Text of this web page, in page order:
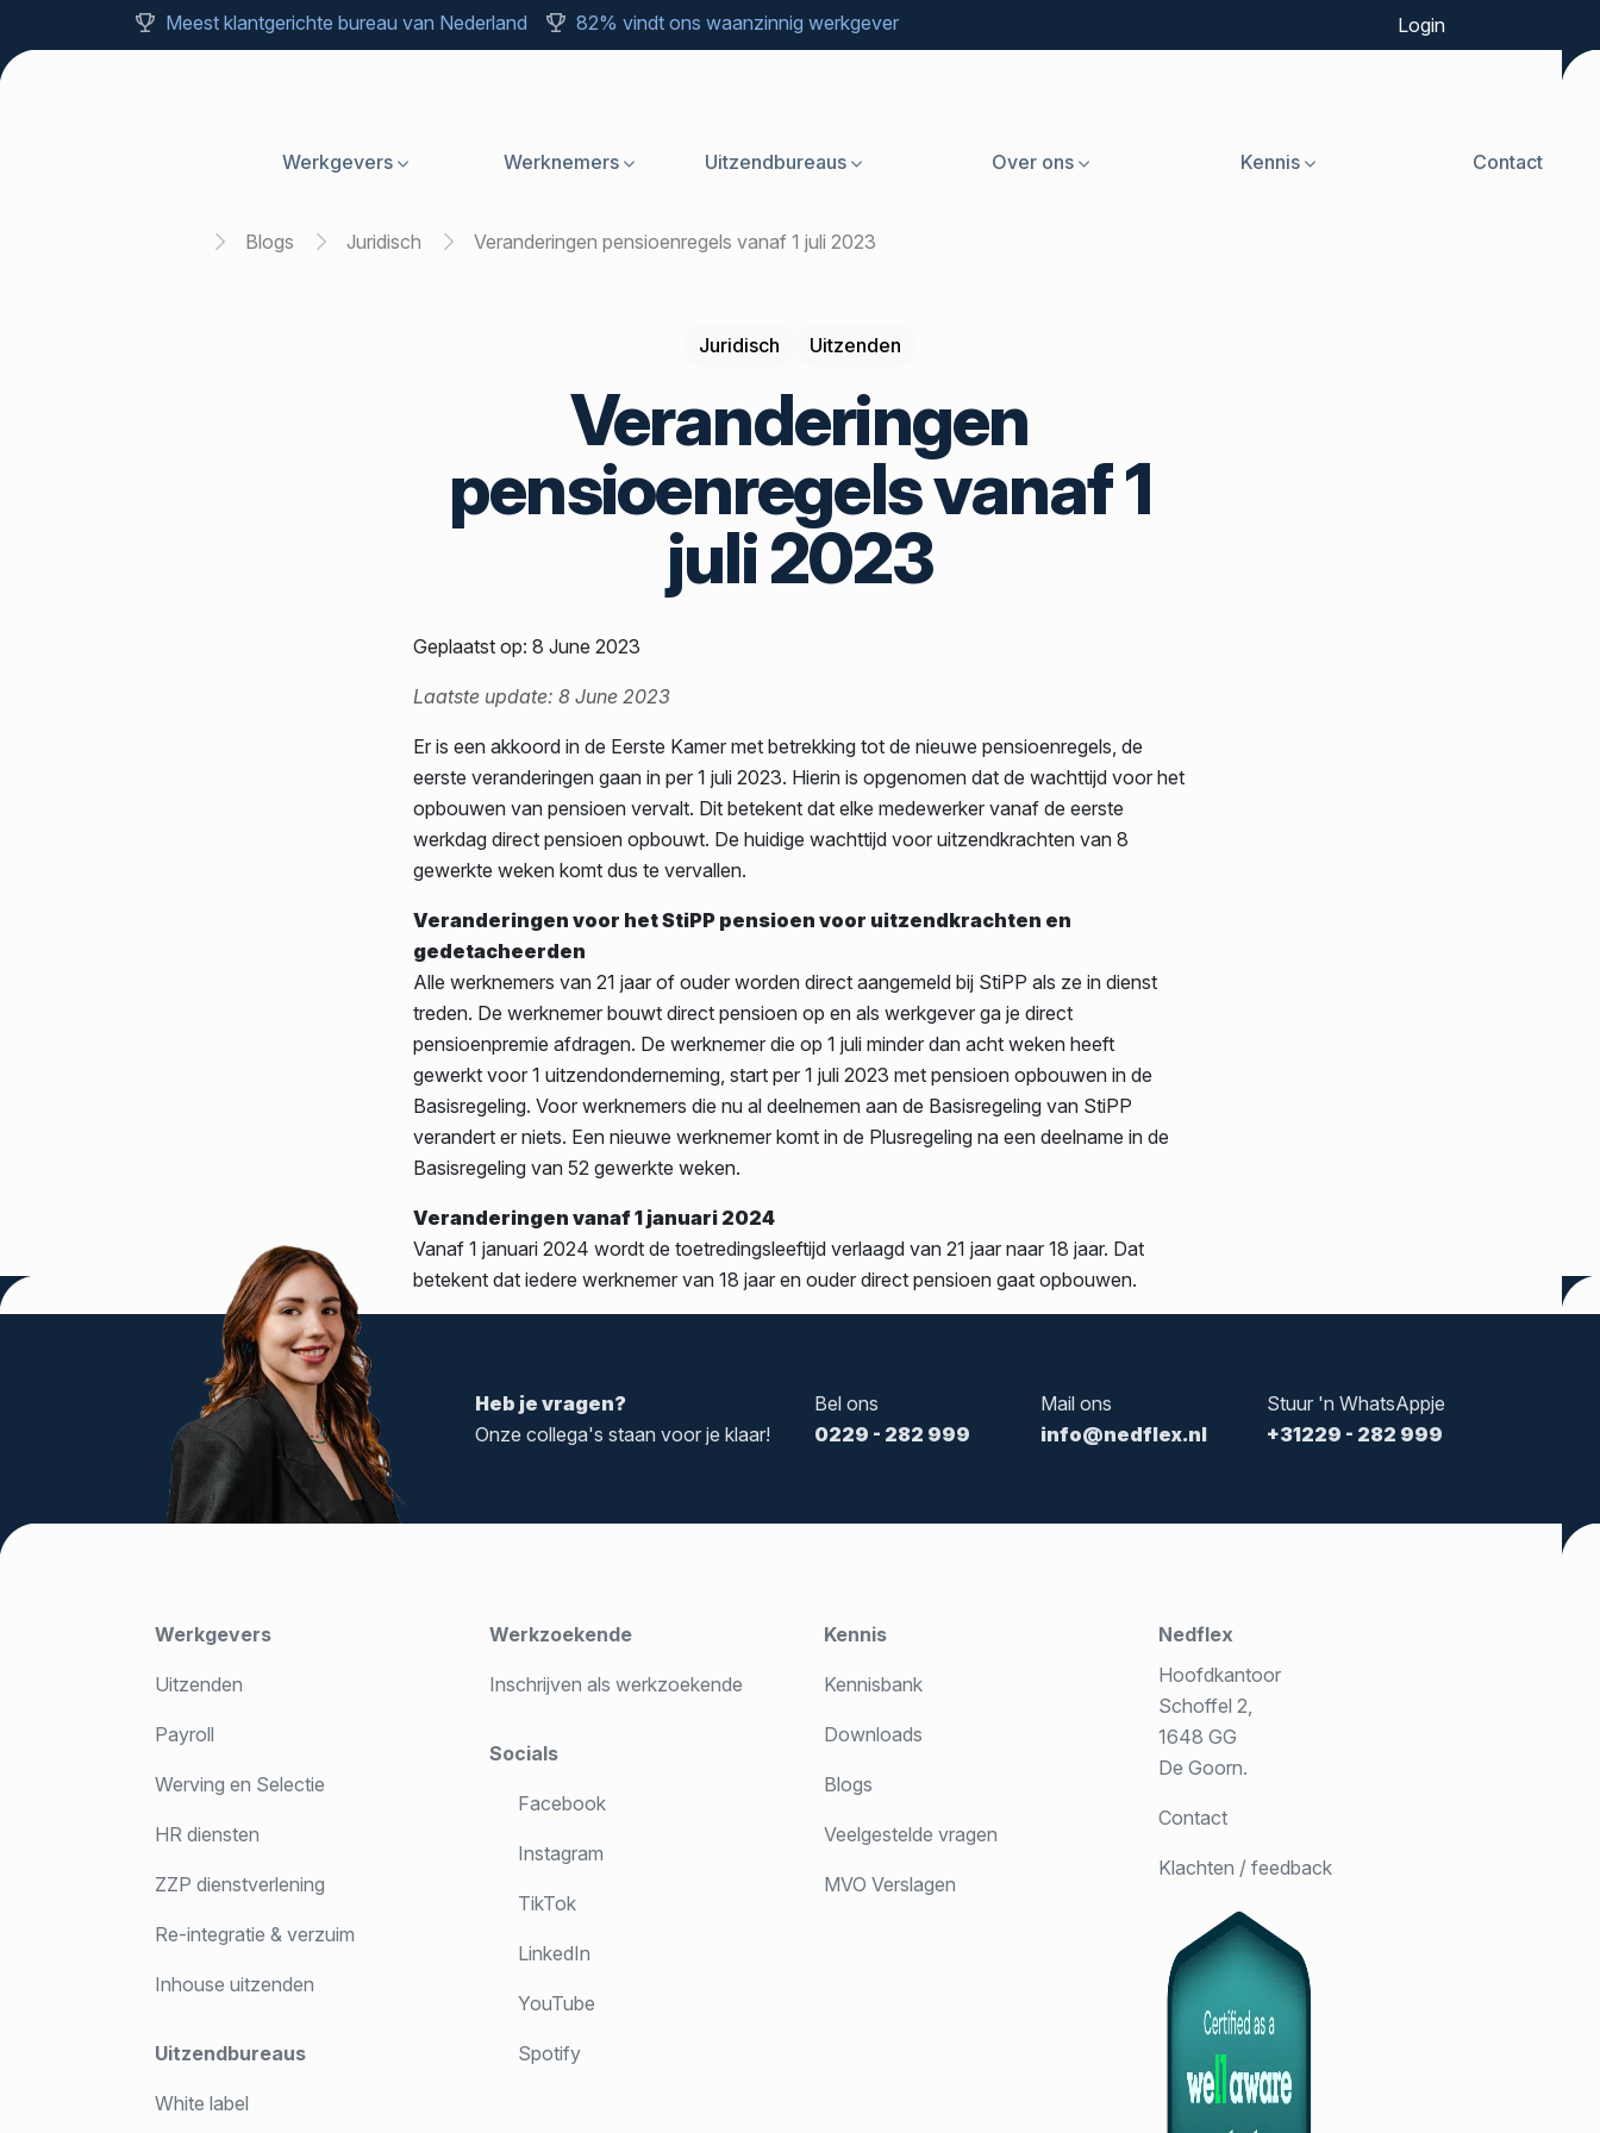
Meest klantgerichte bureau van Nederland 82% vindt ons waanzinnig werkgever Login
Werkgevers Werknemers Uitzendbureaus Over ons Kennis Contact
Home Blogs Juridisch Veranderingen pensioenregels vanaf 1 juli 2023
Juridisch Uitzenden
Veranderingen
pensioenregels vanaf 1
juli 2023
Geplaatst op: 8 June 2023
Laatste update: 8 June 2023
Er is een akkoord in de Eerste Kamer met betrekking tot de nieuwe pensioenregels, de
eerste veranderingen gaan in per 1 juli 2023. Hierin is opgenomen dat de wachttijd voor het
opbouwen van pensioen vervalt. Dit betekent dat elke medewerker vanaf de eerste
werkdag direct pensioen opbouwt. De huidige wachttijd voor uitzendkrachten van 8
gewerkte weken komt dus te vervallen.
Veranderingen voor het StiPP pensioen voor uitzendkrachten en
gedetacheerden
Alle werknemers van 21 jaar of ouder worden direct aangemeld bij StiPP als ze in dienst
treden. De werknemer bouwt direct pensioen op en als werkgever ga je direct
pensioenpremie afdragen. De werknemer die op 1 juli minder dan acht weken heeft
gewerkt voor 1 uitzendonderneming, start per 1 juli 2023 met pensioen opbouwen in de
Basisregeling. Voor werknemers die nu al deelnemen aan de Basisregeling van StiPP
verandert er niets. Een nieuwe werknemer komt in de Plusregeling na een deelname in de
Basisregeling van 52 gewerkte weken.
Veranderingen vanaf 1 januari 2024
Vanaf 1 januari 2024 wordt de toetredingsleeftijd verlaagd van 21 jaar naar 18 jaar. Dat
betekent dat iedere werknemer van 18 jaar en ouder direct pensioen gaat opbouwen.
Pensioen, Uitzendkrachten
Heb je vragen?
Onze collega's staan voor je klaar!
Bel ons
0229 - 282 999
Mail ons
info@nedflex.nl
Stuur 'n WhatsAppje
+31229 - 282 999
Werkgevers
Uitzenden
Payroll
Werving en Selectie
HR diensten
ZZP dienstverlening
Re-integratie & verzuim
Inhouse uitzenden
Uitzendbureaus
White label
Werkzoekende
Inschrijven als werkzoekende
Socials
Facebook
Instagram
TikTok
LinkedIn
YouTube
Spotify
Kennis
Kennisbank
Downloads
Blogs
Veelgestelde vragen
MVO Verslagen
Nedflex
Hoofdkantoor
Schoffel 2,
1648 GG
De Goorn.
Contact
Klachten / feedback